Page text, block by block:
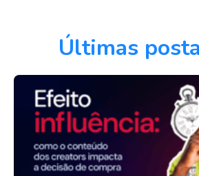
Últimas